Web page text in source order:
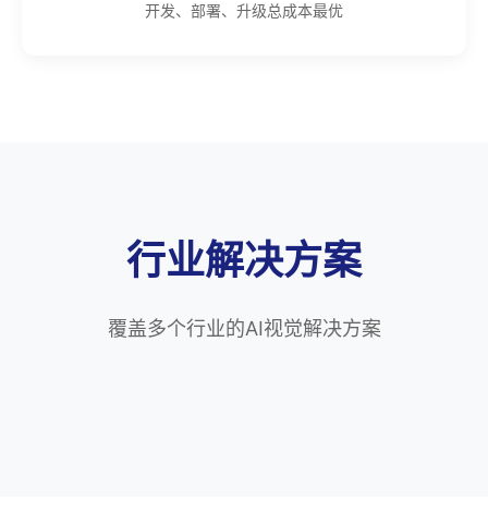
开发、部署、升级总成本最优
行业解决方案
覆盖多个行业的AI视觉解决方案